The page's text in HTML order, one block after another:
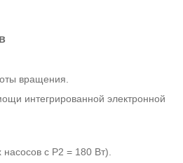
вращения.
интегрированной электронной
с P2 = 180 Вт).